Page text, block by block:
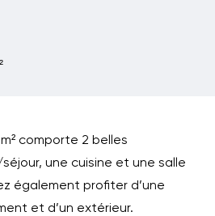
comporte 2 belles
une cuisine et une salle
également profiter d’une
et d’un extérieur.